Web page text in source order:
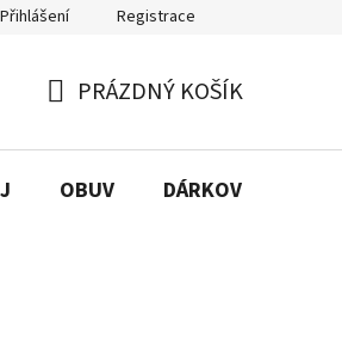
Přihlášení Registrace
KOŠÍK
PRÁZDNÝ KOŠÍK
OBUV DÁRKOVÉ